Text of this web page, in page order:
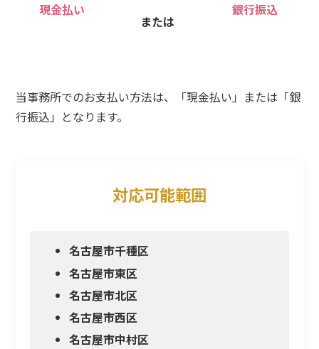
現金払い
または
銀行振込
当事務所でのお支払い方法は、「現金払い」または「銀
行振込」となります。
対応可能範囲
名古屋市千種区
名古屋市東区
名古屋市北区
名古屋市西区
名古屋市中村区